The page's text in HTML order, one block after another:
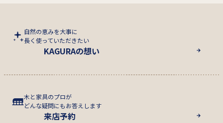
自然の恵みを大事に
長く使っていただきたい
KAGURAの想い
木と家具のプロが
どんな疑問にもお答えします
来店予約